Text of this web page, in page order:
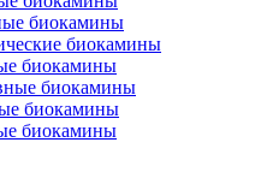
биокамины
биокамины
биокамины
биокамины
биокамины
биокамины